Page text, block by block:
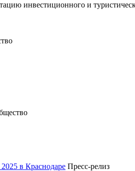
инвестиционного и
в Краснодаре Пресс-релиз